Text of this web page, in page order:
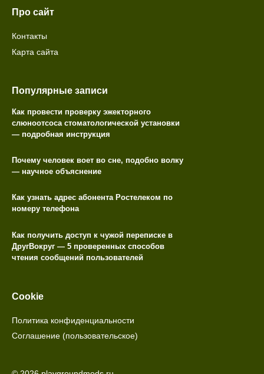
Про сайт
Контакты
Карта сайта
Популярные записи
Как провести проверку эжекторного
слюноотсоса стоматологической установки
— подробная инструкция
Почему человек воет во сне, подобно волку
— научное объяснение
Как узнать адрес абонента Ростелеком по
номеру телефона
Как получить доступ к чужой переписке в
ДругВокруг — 5 проверенных способов
чтения сообщений пользователей
Cookie
Политика конфиденциальности
Соглашение (пользовательское)